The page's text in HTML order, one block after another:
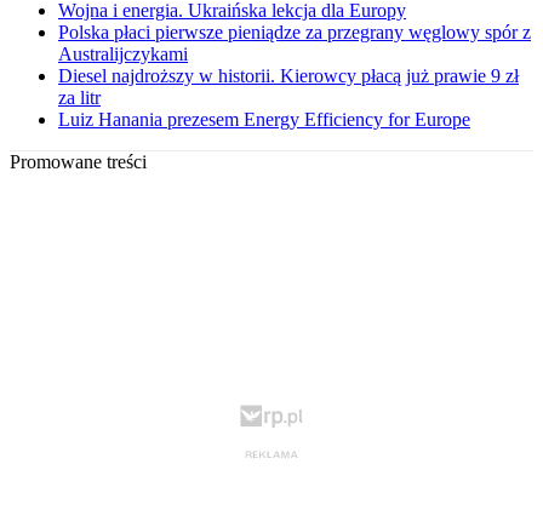
Wojna i energia. Ukraińska lekcja dla Europy
Polska płaci pierwsze pieniądze za przegrany węglowy spór z
Australijczykami
Diesel najdroższy w historii. Kierowcy płacą już prawie 9 zł
za litr
Luiz Hanania prezesem Energy Efficiency for Europe
Promowane treści